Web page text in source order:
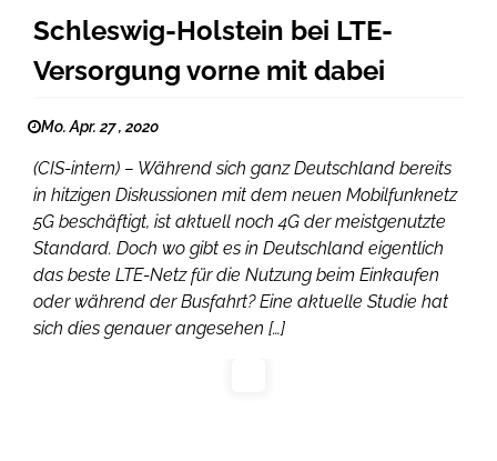
Schleswig-Holstein bei LTE-
Versorgung vorne mit dabei
Mo. Apr. 27 , 2020
(CIS-intern) – Während sich ganz Deutschland bereits
in hitzigen Diskussionen mit dem neuen Mobilfunknetz
5G beschäftigt, ist aktuell noch 4G der meistgenutzte
Standard. Doch wo gibt es in Deutschland eigentlich
das beste LTE-Netz für die Nutzung beim Einkaufen
oder während der Busfahrt? Eine aktuelle Studie hat
sich dies genauer angesehen […]